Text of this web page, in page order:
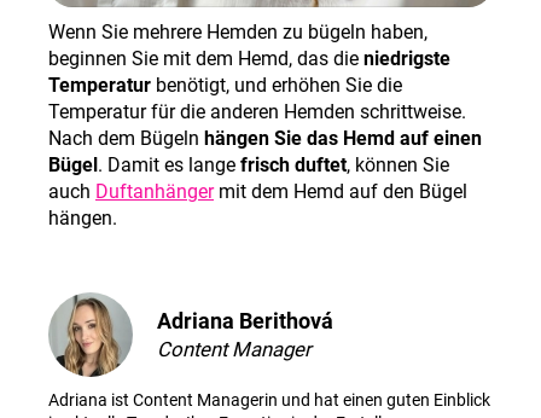
Wenn Sie mehrere Hemden zu bügeln haben,
beginnen Sie mit dem Hemd, das die niedrigste
Temperatur benötigt, und erhöhen Sie die
Temperatur für die anderen Hemden schrittweise.
Nach dem Bügeln hängen Sie das Hemd auf einen
Bügel. Damit es lange frisch duftet, können Sie
auch Duftanhängermit dem Hemd auf den Bügel
hängen.
Adriana Berithová
Content Manager
Adriana ist Content Managerin und hat einen guten Einblick